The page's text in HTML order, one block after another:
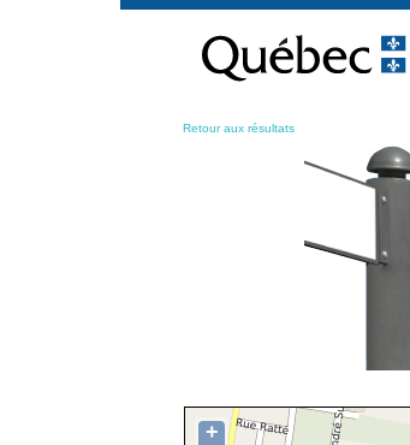
contenu
Retour aux résultats
+